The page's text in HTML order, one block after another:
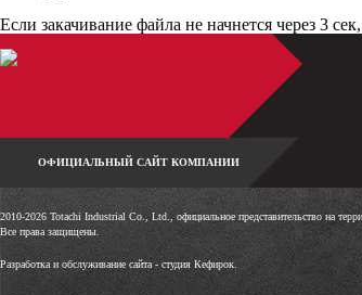
Если закачивание файла не начнется через 3
ОФИЦИАЛЬНЫЙ САЙТ КОМПАНИИ
2010-2026 Totachi Industrial Co., Ltd., официальное представительство на
Все права защищены.
Разработка и обслуживание сайта -студия Кефирок.